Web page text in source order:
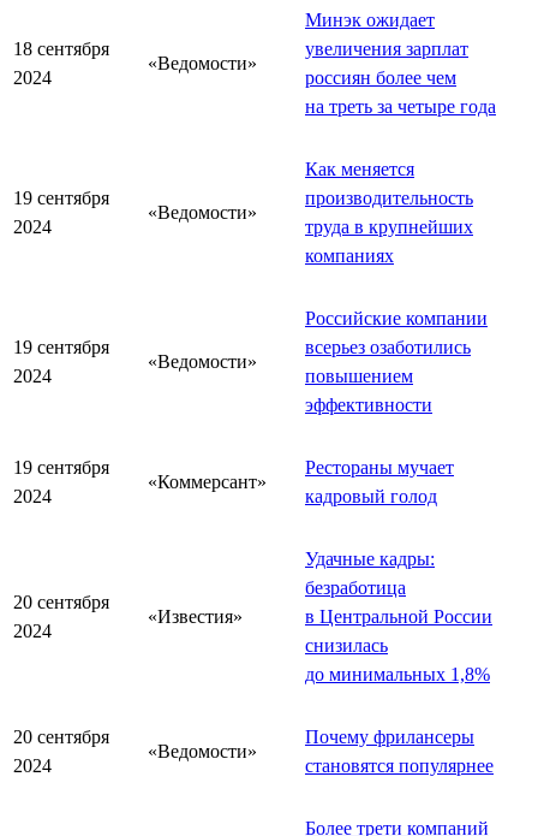
18 сентября
2024
«Ведомости»
Минэк ожидает
увеличения зарплат
россиян более чем
на треть за четыре года
19 сентября
2024
«Ведомости»
Как меняется
производительность
труда в крупнейших
компаниях
19 сентября
2024
«Ведомости»
Российские компании
всерьез озаботились
повышением
эффективности
19 сентября
2024
«Коммерсант»
Рестораны мучает
кадровый голод
20 сентября
2024
«Известия»
Удачные кадры:
безработица
в Центральной России
снизилась
до минимальных 1,8%
20 сентября
2024
«Ведомости»
Почему фрилансеры
становятся популярнее
Более трети компаний